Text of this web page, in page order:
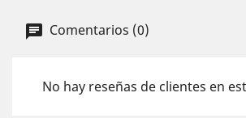
Comentarios (0)
No hay reseñas de clientes en